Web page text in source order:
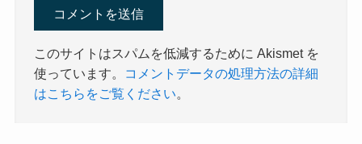
このサイトはスパムを低減するために Akismet を
使っています。
コメントデータの処理方法の詳細
はこちらをご覧ください。